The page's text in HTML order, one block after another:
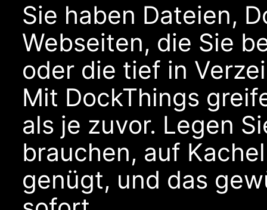
Sie haben Dateien,
Webseiten, die Sie
oder die tief in
Mit DockThings
als je zuvor. Legen
brauchen, auf
genügt, und das